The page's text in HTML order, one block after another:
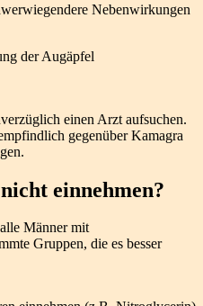
Nebenwirkungen
der Augäpfel
einen Arzt aufsuchen.
gegenüber Kamagra
einnehmen?
Männer mit
Gruppen, die es besser